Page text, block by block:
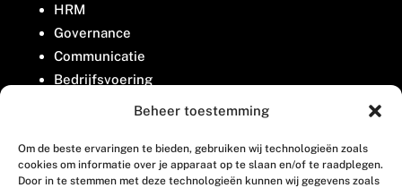
Beheer toestemming
Om de beste ervaringen te bieden, gebruiken wij technologieën zoals
cookies om informatie over je apparaat op te slaan en/of te raadplegen.
Door in te stemmen met deze technologieën kunnen wij gegevens zoals
HRM
Governance
Communicatie
Bedrijfsvoering
Belangenbehartiging
Contact